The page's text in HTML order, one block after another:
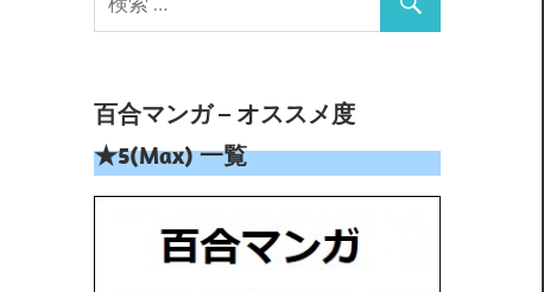
百合マンガ – オススメ度
★5(Max) 一覧